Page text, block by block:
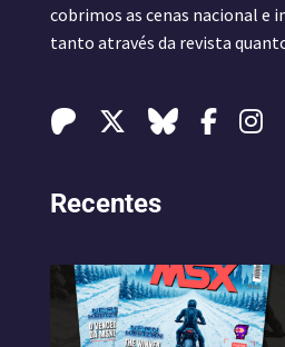
cobrimos as cenas nacional e
tanto através da revista
Recentes